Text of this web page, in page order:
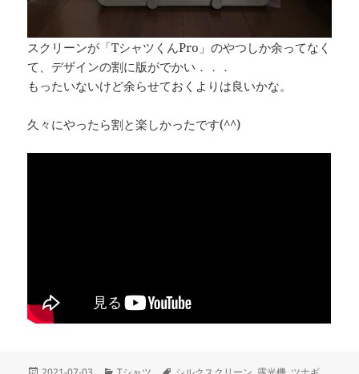
スクリーンが「TシャツくんPro」のやつしか余ってなく
て、デザインの割に版がでかい．．．
もったいないけど余らせておくよりは良いかな。
久々にやったら割と楽しかったです(^^)